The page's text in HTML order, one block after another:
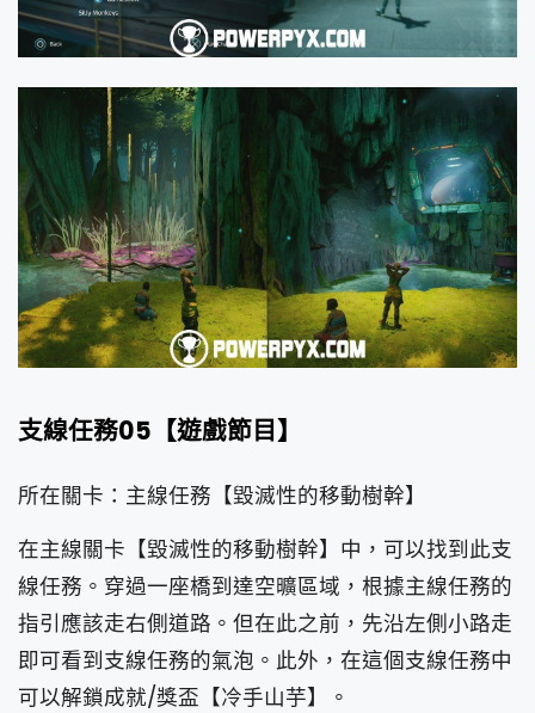
支線任務05【遊戲節目】
所在關卡：主線任務【毀滅性的移動樹幹】
在主線關卡【毀滅性的移動樹幹】中，可以找到此支
線任務。穿過一座橋到達空曠區域，根據主線任務的
指引應該走右側道路。但在此之前，先沿左側小路走
即可看到支線任務的氣泡。此外，在這個支線任務中
可以解鎖成就/獎盃【冷手山芋】。